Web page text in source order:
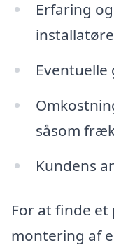
Erfaring
såsom
Kundens
For at finde
montering af